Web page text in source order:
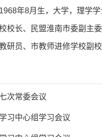
年8月生，大学，理学
校长、民盟淮南市委副主
研员、市教师进修学校副校
次常委会议
习中心组学习会议